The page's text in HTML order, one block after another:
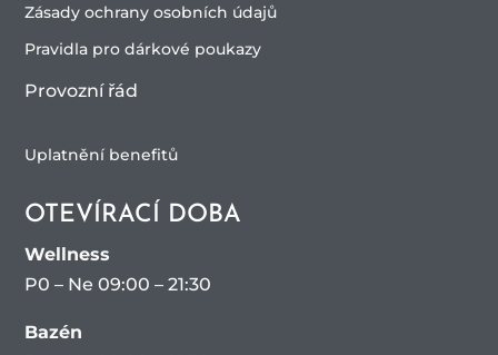
Zásady ochrany osobních údajů
Pravidla pro dárkové poukazy
Provozní řád
Uplatnění benefitů
OTEVÍRACÍ DOBA
Wellness
P0 – Ne 09:00 – 21:30
Bazén